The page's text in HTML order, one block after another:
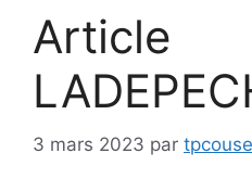
Article
3 mars 2023 par